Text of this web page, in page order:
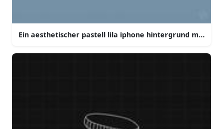
Ein aesthetischer pastell lila iphone hintergrund mit